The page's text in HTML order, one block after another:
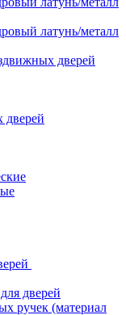
латунь/металл
дверей
дверей
дверей
ручек (материал